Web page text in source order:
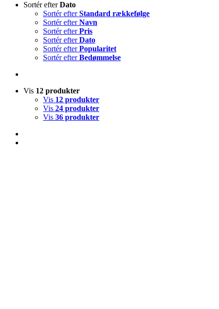
Sortér efterDato
Sortér efterStandard rækkefølge
Sortér efterNavn
Sortér efterPris
Sortér efterDato
Sortér efterPopularitet
Sortér efterBedømmelse
Vis 12 produkter
Vis 12 produkter
Vis 24 produkter
Vis 36 produkter